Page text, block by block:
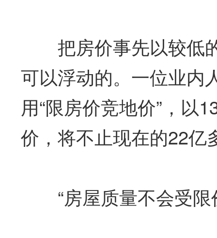
把房价事先以较低
可以浮动的。一位业内
用“限房价竞地价”，以
价，将不止现在的22亿
“房屋质量不会受限